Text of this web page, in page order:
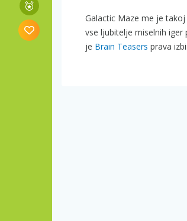
Galactic Maze me je
vse ljubitelje miselnih iger
je Brain Teasers prava